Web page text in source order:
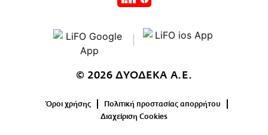
© 2026 ΔΥΟΔΕΚΑ Α.Ε.
Όροι χρήσης
Πολιτική προστασίας απορρήτου
Διαχείριση Cookies